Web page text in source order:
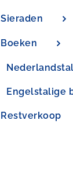
Sieraden
Boeken
Engelstalige
Restverkoop